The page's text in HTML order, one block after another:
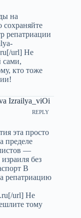
на
сохраняйте
репатриации
url] Не
сами,
кто тоже
Izrailya_viOi
REPLY
эта просто
пределе
—
без
В
репатриацию
url] Не
тому